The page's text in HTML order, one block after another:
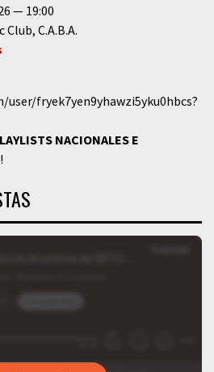
19:00
Club C.A.B.A.
fryek7yen9yhawzi5yku0hbcs?
NACIONALES E
!